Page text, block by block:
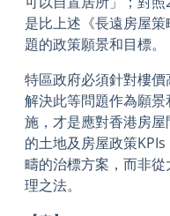
是比上述《長遠房屋
題的政策願景和目標。
特區政府必須針對樓
解決此等問題作為願
施，才是應對香港房
的土地及房屋政策
疇的治標方案，而非
理之法。